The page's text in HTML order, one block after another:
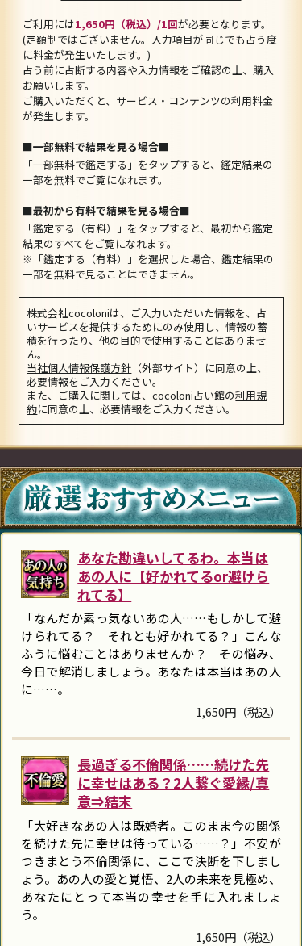
ご利用には1,650円（税込）/1回が必要となります。
(定額制ではございません。入力項目が同じでも占う度
に料金が発生いたします。)
占う前に占断する内容や入力情報をご確認の上、購入
お願いします。
ご購入いただくと、サービス・コンテンツの利用料金
が発生します。
■一部無料で結果を見る場合■
「一部無料で鑑定する」をタップすると、鑑定結果の
一部を無料でご覧になれます。
■最初から有料で結果を見る場合■
「鑑定する（有料）」をタップすると、最初から鑑定
結果のすべてをご覧になれます。
※「鑑定する（有料）」を選択した場合、鑑定結果の
一部を無料で見ることはできません。
株式会社cocoloniは、ご入力いただいた情報を、占
いサービスを提供するためにのみ使用し、情報の蓄
積を行ったり、他の目的で使用することはありませ
ん。
当社個人情報保護方針 （外部サイト）に同意の上、
必要情報をご入力ください。
また、ご購入に関しては、cocoloni占い館の利用規
約に同意の上、必要情報をご入力ください。
あなた勘違いしてるわ。本当は
あの人に【好かれてるor避けら
れてる】
「なんだか素っ気ないあの人……もしかして避
けられてる？ それとも好かれてる？」こんな
ふうに悩むことはありませんか？ その悩み、
今日で解消しましょう。あなたは本当はあの人
に……。
1,650円（税込）
長過ぎる不倫関係……続けた先
に幸せはある？2人繋ぐ愛縁/真
意⇒結末
「大好きなあの人は既婚者。このまま今の関係
を続けた先に幸せは待っている……？」不安が
つきまとう不倫関係に、ここで決断を下しまし
ょう。あの人の愛と覚悟、2人の未来を見極め、
あなたにとって本当の幸せを手に入れましょ
う。
1,650円（税込）